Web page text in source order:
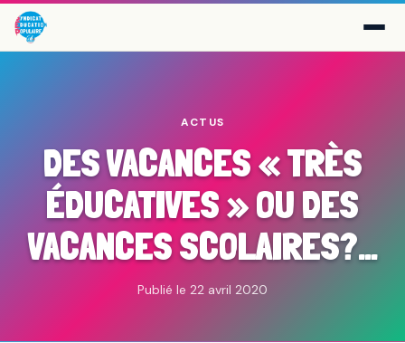
ACTUS
DES VACANCES « TRÈS
ÉDUCATIVES » OU DES
VACANCES SCOLAIRES?…
Publié le 22 avril 2020